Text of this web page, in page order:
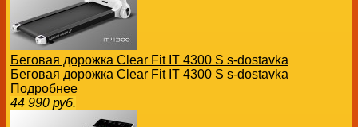
Беговая дорожка Clear Fit IT 4300 S s-dostavka
Беговая дорожка Clear Fit IT 4300 S s-dostavka
Подробнее
44 990 руб.